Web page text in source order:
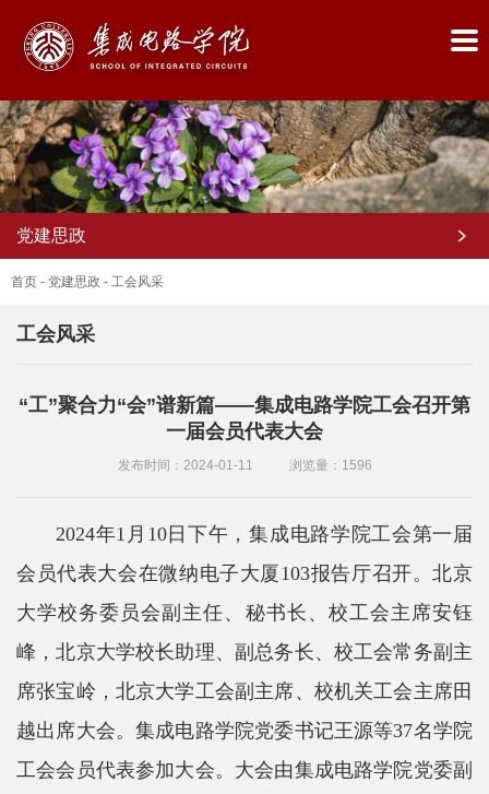
页
况
心
党建思政
首页 - 党建思政 - 工会风采
工会风采
“工”聚合力“会”谱新篇——集成电路学院工会召开第
一届会员代表大会
发布时间：2024-01-11 浏览量： 1596
2024年1月10日下午，集成电路学院工会第一届
会员代表大会在微纳电子大厦103报告厅召开。北京
大学校务委员会副主任、秘书长、校工会主席安钰
峰，北京大学校长助理、副总务长、校工会常务副主
席张宝岭，北京大学工会副主席、校机关工会主席田
越出席大会。集成电路学院党委书记王源等37名学院
工会会员代表参加大会。大会由集成电路学院党委副